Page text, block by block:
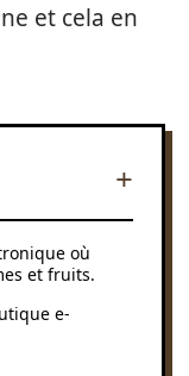
et cela en
où
et fruits.
e-